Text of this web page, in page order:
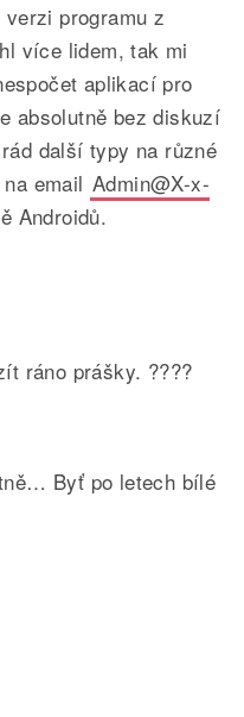
programu z
více lidem, tak mi
aplikací pro
absolutně bez diskuzí
další typy na různé
email Admin@X-x-
Androidů.
ráno prášky. ????
Byť po letech bílé